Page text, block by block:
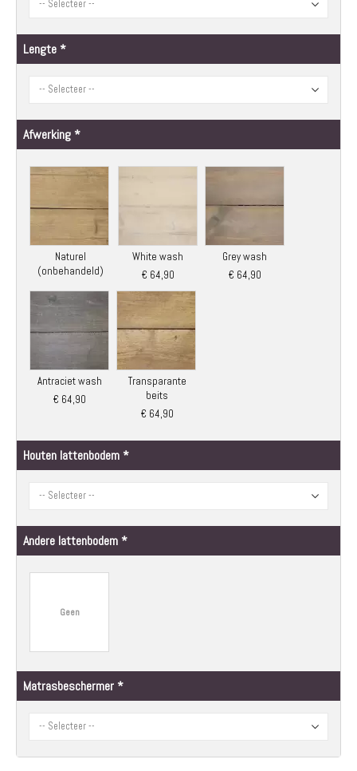
Lengte
Afwerking
Naturel
(onbehandeld)
White wash
€ 64,90
Grey wash
€ 64,90
Antraciet wash
€ 64,90
Transparante
beits
€ 64,90
Houten lattenbodem
Andere lattenbodem
Geen
Matrasbeschermer